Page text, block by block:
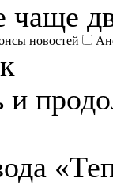
чаще
новостей
и